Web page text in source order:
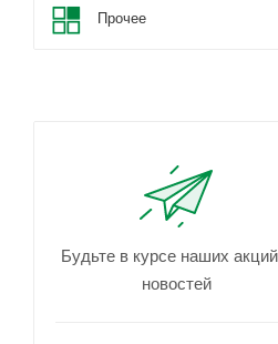
Прочее
Будьте в курсе наших
новостей